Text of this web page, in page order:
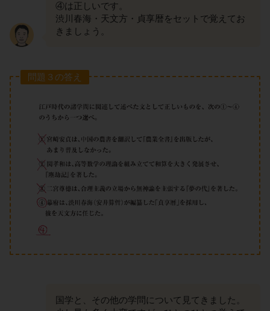
④は正しいです。
渋川春海・天文方・貞享暦をセットで覚えてお
きましょう。
問題３の答え
国学と、その他の学問について見てきました。